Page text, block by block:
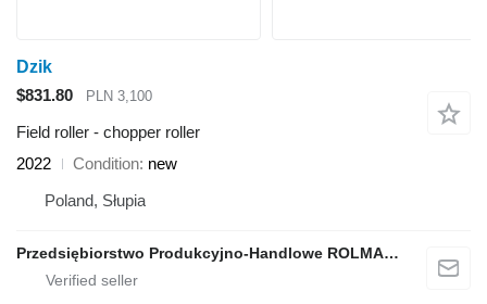
Dzik
$831.80
PLN 3,100
Field roller - chopper roller
2022
Condition new
Poland, Słupia
Przedsiębiorstwo Produkcyjno-Handlowe ROLMAPOL Marcin Dziekan